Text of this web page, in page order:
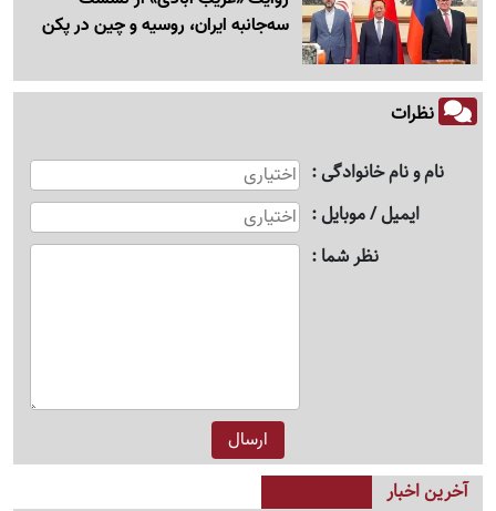
سه‌جانبه ایران، روسیه و چین در پکن
نظرات
نام و نام خانوادگی
ایمیل / موبایل
نظر شما
آخرین اخبار